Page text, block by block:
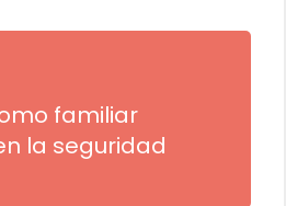
familiar
la seguridad